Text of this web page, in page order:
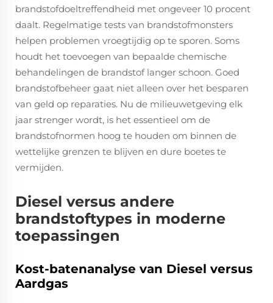
brandstofdoeltreffendheid met ongeveer 10 procent
daalt. Regelmatige tests van brandstofmonsters
helpen problemen vroegtijdig op te sporen. Soms
houdt het toevoegen van bepaalde chemische
behandelingen de brandstof langer schoon. Goed
brandstofbeheer gaat niet alleen over het besparen
van geld op reparaties. Nu de milieuwetgeving elk
jaar strenger wordt, is het essentieel om de
brandstofnormen hoog te houden om binnen de
wettelijke grenzen te blijven en dure boetes te
vermijden.
Diesel versus andere
brandstoftypes in moderne
toepassingen
Kost-batenanalyse van Diesel versus
Aardgas